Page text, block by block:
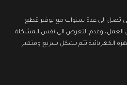
تصل الى عدة سنوات مع توفير قطع
العمل، وعدم التعرض الى نفس المشكلة
الكهربائية تتم بشكل سريع ومتميز.